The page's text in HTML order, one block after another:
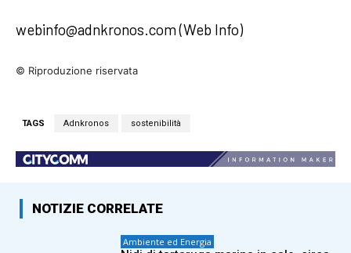
webinfo@adnkronos.com (Web Info)
© Riproduzione riservata
TAGS Adnkronos sostenibilità
NOTIZIE CORRELATE
Ambiente ed Energia